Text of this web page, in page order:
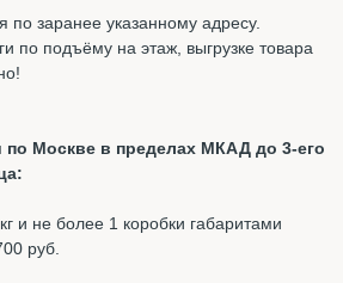
по заранее указанному адресу.
по подъёму на этаж, выгрузке товара
по Москве в пределах МКАД до 3-его
и не более 1 коробки габаритами
руб.